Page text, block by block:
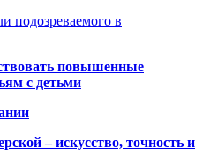
подозреваемого в
повышенные
с детьми
– искусство, точность и